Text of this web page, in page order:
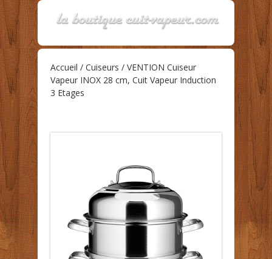
Accueil / Cuiseurs / VENTION Cuiseur
Vapeur INOX 28 cm, Cuit Vapeur Induction
3 Etages